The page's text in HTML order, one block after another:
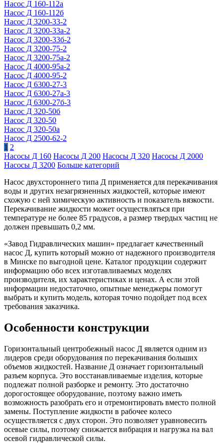
Насос Д 160-112а
Насос Д 160-112б
Насос Д 3200-33-2
Насос Д 3200-33а-2
Насос Д 3200-33б-2
Насос Д 3200-75-2
Насос Д 3200-75а-2
Насос Д 4000-95а-2
Насос Д 4000-95-2
Насос Д 6300-27-3
Насос Д 6300-27а-3
Насос Д 6300-27б-3
Насос Д 320-50б
Насос Д 320-50
Насос Д 320-50а
Насос Д 2500-62-2
1 2
Насосы Д 160 Насосы Д 200 Насосы Д 320 Насосы Д 2000
Насосы Д 3200 Больше категорий
Насос двухстороннего типа Д применяется для перекачивания
воды и других незагрязненных жидкостей, которые имеют
схожую с ней химическую активность и показатель вязкости.
Перекачивание жидкости может осуществляться при
температуре не более 85 градусов, а размер твердых частиц не
должен превышать 0,2 мм.
«Завод Гидравлических машин» предлагает качественный
насос Д, купить который можно от надежного производителя
в Минске по выгодной цене. Каталог продукции содержит
информацию обо всех изготавливаемых моделях
производителя, их характеристиках и ценах. А если этой
информации недостаточно, опытные менеджеры помогут
выбрать и купить модель, которая точно подойдет под всех
требования заказчика.
Особенности конструкции
Горизонтальный центробежный насос Д является одним из
лидеров среди оборудования по перекачивания больших
объемов жидкостей. Название Д означает горизонтальный
разъем корпуса. Это восстанавливаемые изделия, которые
подлежат полной разборке и ремонту. Это достаточно
дорогостоящее оборудование, поэтому важно иметь
возможность разобрать его и отремонтировать вместо полной
замены. Поступление жидкости в рабочее колесо
осуществляется с двух сторон. Это позволяет уравновесить
осевые силы, поэтому снижается вибрация и нагрузка на вал
осевой гидравлической силы.